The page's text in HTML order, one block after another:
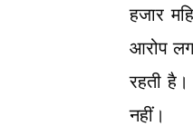
हजार
आरोप
रहती
नहीं।